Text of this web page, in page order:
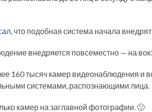
, что подобная система начала
внедряется повсеместно — на
160 тысяч камер видеонаблюдения и
системами, распознающими лица.
камер на заглавной фотографии. 🙂